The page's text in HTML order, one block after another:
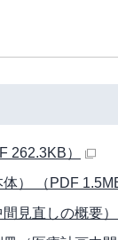
）
） （PDF
見直しの概要